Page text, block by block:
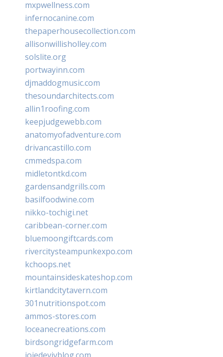
mxpwellness.com
infernocanine.com
thepaperhousecollection.com
allisonwillisholley.com
solslite.org
portwayinn.com
djmaddogmusic.com
thesoundarchitects.com
allin1roofing.com
keepjudgewebb.com
anatomyofadventure.com
drivancastillo.com
cmmedspa.com
midletontkd.com
gardensandgrills.com
basilfoodwine.com
nikko-tochigi.net
caribbean-corner.com
bluemoongiftcards.com
rivercitysteampunkexpo.com
kchoops.net
mountainsideskateshop.com
kirtlandcitytavern.com
301nutritionspot.com
ammos-stores.com
loceanecreations.com
birdsongridgefarm.com